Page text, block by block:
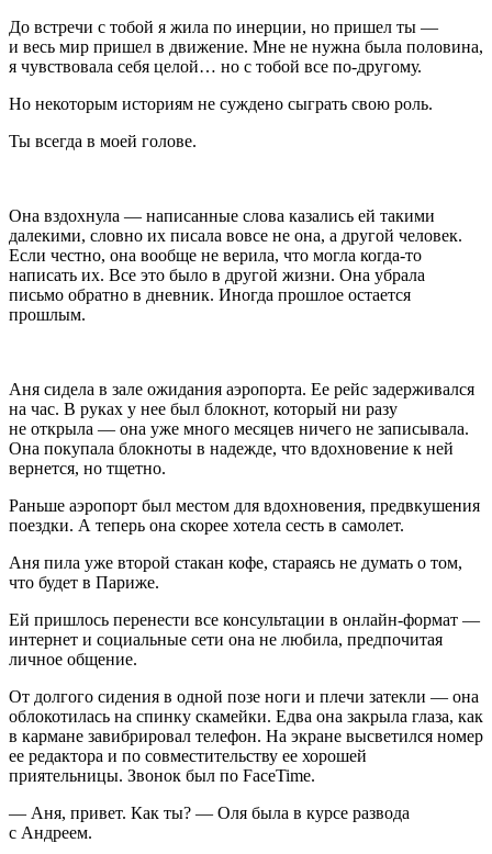
До встречи с тобой я жила по инерции, но пришел ты —
и весь мир пришел в движение. Мне не нужна была половина,
я чувствовала себя целой… но с тобой все по-другому.
Но некоторым историям не суждено сыграть свою роль.
Ты всегда в моей голове.
Она вздохнула — написанные слова казались ей такими
далекими, словно их писала вовсе не она, а другой человек.
Если честно, она вообще не верила, что могла когда-то
написать их. Все это было в другой жизни. Она убрала
письмо обратно в дневник. Иногда прошлое остается
прошлым.
Аня сидела в зале ожидания аэропорта. Ее рейс задерживался
на час. В руках у нее был блокнот, который ни разу
не открыла — она уже много месяцев ничего не записывала.
Она покупала блокноты в надежде, что вдохновение к ней
вернется, но тщетно.
Раньше аэропорт был местом для вдохновения, предвкушения
поездки. А теперь она скорее хотела сесть в самолет.
Аня пила уже второй стакан кофе, стараясь не думать о том,
что будет в Париже.
Ей пришлось перенести все консультации в онлайн-формат —
интернет и социальные сети она не любила, предпочитая
личное общение.
От долгого сидения в одной позе ноги и плечи затекли — она
облокотилась на спинку скамейки. Едва она закрыла глаза, как
в кармане завибрировал телефон. На экране высветился номер
ее редактора и по совместительству ее хорошей
приятельницы. Звонок был по FaceTime.
— Аня, привет. Как ты? — Оля была в курсе развода
с Андреем.